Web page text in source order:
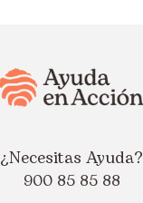
¿Necesitas Ayuda?
900 85 85 88